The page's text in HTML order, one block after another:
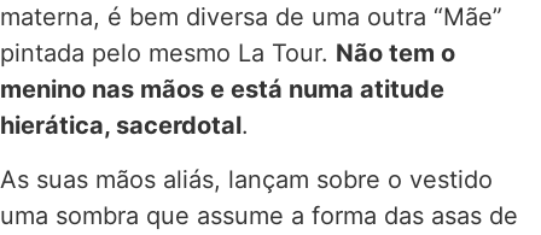
materna, é bem diversa de uma outra “Mãe”
pintada pelo mesmo La Tour. Não tem o
menino nas mãos e está numa atitude
hierática, sacerdotal.
As suas mãos aliás, lançam sobre o vestido
uma sombra que assume a forma das asas de